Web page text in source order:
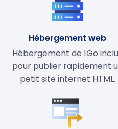
Hébergement web
Hébergement de 1Go
pour publier rapidement
petit site internet HTML.